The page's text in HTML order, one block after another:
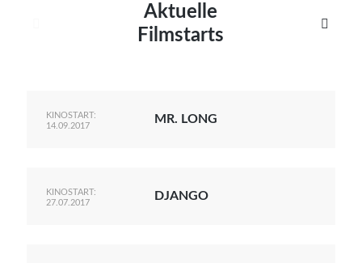
Aktuelle
Filmstarts

KINOSTART:
14.09.2017
MR. LONG
KINOSTART:
27.07.2017
DJANGO